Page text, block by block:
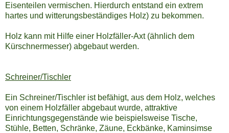
Eisenteilen vermischen. Hierdurch entstand ein extrem
hartes und witterungsbeständiges Holz) zu bekommen.
Holz kann mit Hilfe einer Holzfäller-Axt (ähnlich dem
Kürschnermesser) abgebaut werden.
Schreiner/Tischler
Ein Schreiner/Tischler ist befähigt, aus dem Holz, welches
von einem Holzfäller abgebaut wurde, attraktive
Einrichtungsgegenstände wie beispielsweise Tische,
Stühle, Betten, Schränke, Zäune, Eckbänke, Kaminsimse